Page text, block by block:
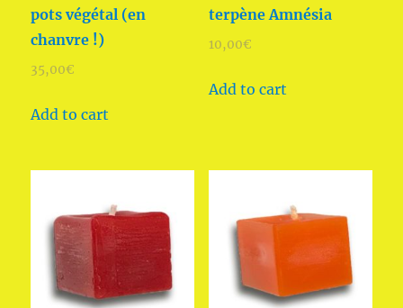
pots végétal (en
chanvre !)
35,00€
Add to cart
terpène Amnésia
10,00€
Add to cart